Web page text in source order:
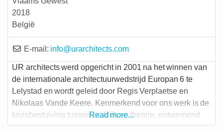
2018
België
E-mail: info@urarchitects.com
UR architects werd opgericht in 2001 na het winnen van
de internationale architectuurwedstrijd Europan 6 te
Lelystad en wordt geleid door Regis Verplaetse en
Nikolaas Vande Keere. Kenmerkend voor ons werk is de
kruisbestuiving tussen praktijk en theorie, ontwerpend
onderzoek en bouwprojecten. We opereren vanuit de
Read more...